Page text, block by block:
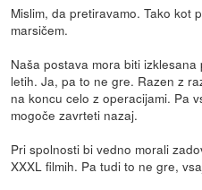
Mislim, da pretiravamo. Tako kot
marsičem.
Naša postava mora biti
letih. Ja, pa to ne gre. Razen z
na koncu celo z operacijami. Pa
mogoče zavrteti nazaj.
Pri spolnosti bi vedno morali
XXXL filmih. Pa tudi to ne gre,